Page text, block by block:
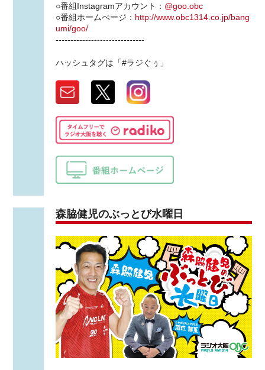
○番組Instagramアカウント： @goo.obc
○番組ホームぺージ： http://www.obc1314.co.jp/bang
umi/goo/
------------------------------
ハッシュタグは「#ラジぐぅ」
森脇健児のぶっとび水曜日